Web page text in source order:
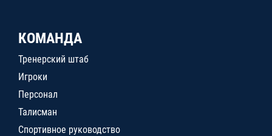
КОМАНДА
Тренерский штаб
Игроки
Персонал
Талисман
Спортивное руководство